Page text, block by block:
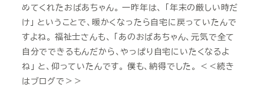
めてくれたおばあちゃん。 一昨年は、 「年末の厳しい時だ
け」 ということで、暖かくなったら自宅に戻っていたんで
すよね。 福祉士さんも、 「あのおばあちゃん、元気で全て
自分でできるもんだから、やっぱり自宅にいたくなるよ
ね」 と、仰っていたんです。 僕も、納得でした。 ＜＜続き
はブログで＞＞